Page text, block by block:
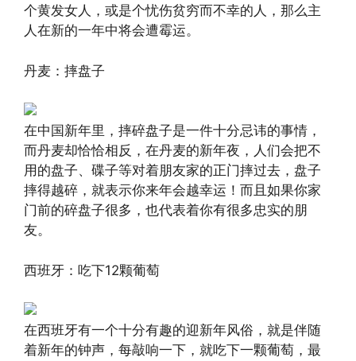
个黄发女人，或是个忧伤贫穷而不幸的人，那么主
人在新的一年中将会遭霉运。
丹麦：摔盘子
在中国新年里，摔碎盘子是一件十分忌讳的事情，
而丹麦却恰恰相反，在丹麦的新年夜，人们会把不
用的盘子、碟子等对着朋友家的正门摔过去，盘子
摔得越碎，就表示你来年会越幸运！而且如果你家
门前的碎盘子很多，也代表着你有很多忠实的朋
友。
西班牙：吃下12颗葡萄
在西班牙有一个十分有趣的迎新年风俗，就是伴随
着新年的钟声，每敲响一下，就吃下一颗葡萄，最